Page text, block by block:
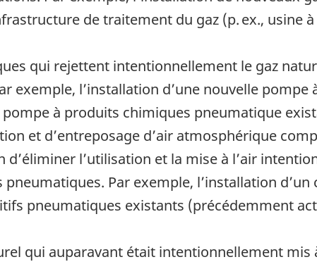
de traitement du gaz (p. ex., usine
qui rejettent intentionnellement le gaz
exemple, l’installation d’une nouvelle
à produits chimiques pneumatique
et d’entreposage d’air atmosphérique
l’utilisation et la mise à l’air
Par exemple, l’installation d’un
pneumatiques existants (précédemment
qui auparavant était intentionnellement mis